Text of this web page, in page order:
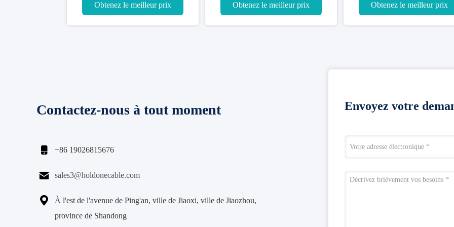
Obtenez le meilleur prix
Obtenez le meilleur prix
Obtenez le meilleur prix
Contactez-nous à tout moment
 +86 19026815676
 sales3@holdonecable.com

À l'est de l'avenue de Ping'an, ville de Jiaoxi, ville de Jiaozhou,
province de Shandong
Envoyez votre